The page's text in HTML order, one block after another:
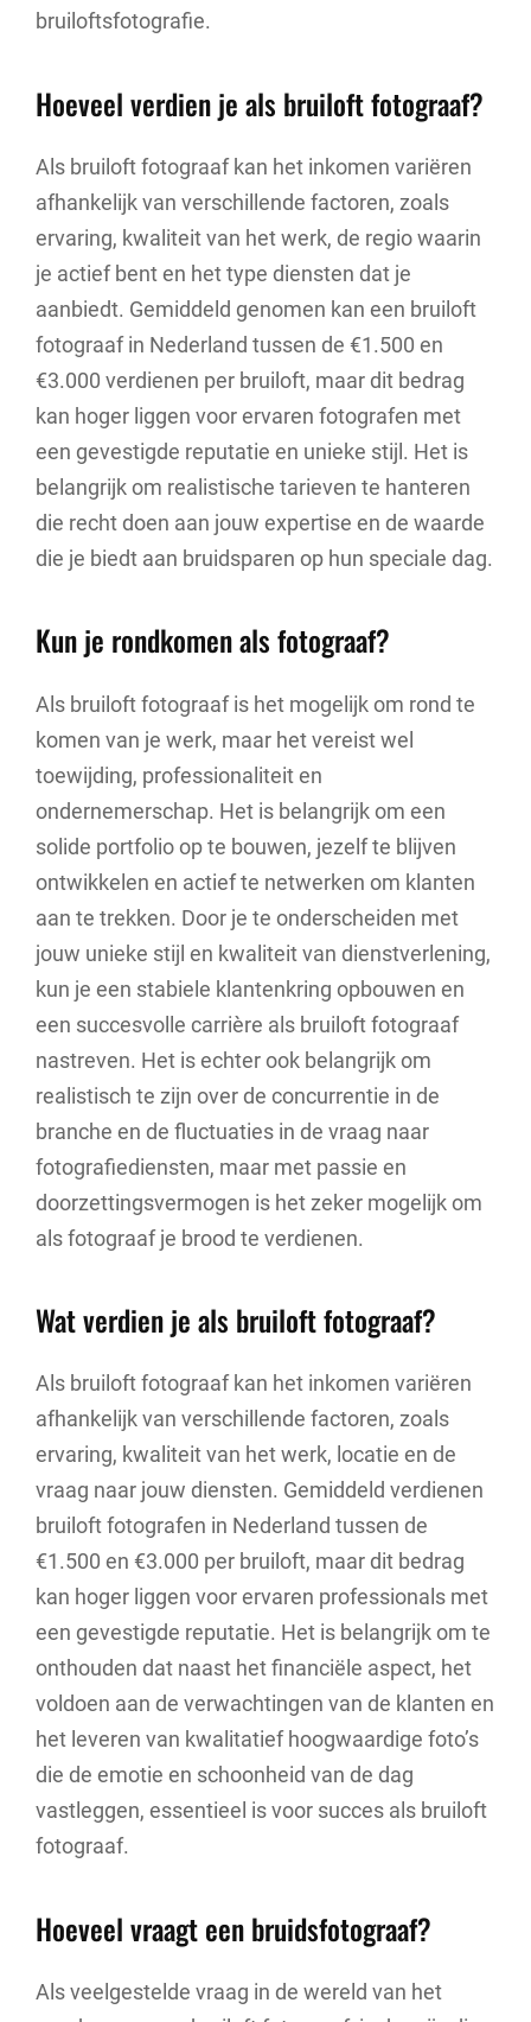
bruiloftsfotografie.
Hoeveel verdien je als bruiloft fotograaf?
Als bruiloft fotograaf kan het inkomen variëren
afhankelijk van verschillende factoren, zoals
ervaring, kwaliteit van het werk, de regio waarin
je actief bent en het type diensten dat je
aanbiedt. Gemiddeld genomen kan een bruiloft
fotograaf in Nederland tussen de €1.500 en
€3.000 verdienen per bruiloft, maar dit bedrag
kan hoger liggen voor ervaren fotografen met
een gevestigde reputatie en unieke stijl. Het is
belangrijk om realistische tarieven te hanteren
die recht doen aan jouw expertise en de waarde
die je biedt aan bruidsparen op hun speciale dag.
Kun je rondkomen als fotograaf?
Als bruiloft fotograaf is het mogelijk om rond te
komen van je werk, maar het vereist wel
toewijding, professionaliteit en
ondernemerschap. Het is belangrijk om een
solide portfolio op te bouwen, jezelf te blijven
ontwikkelen en actief te netwerken om klanten
aan te trekken. Door je te onderscheiden met
jouw unieke stijl en kwaliteit van dienstverlening,
kun je een stabiele klantenkring opbouwen en
een succesvolle carrière als bruiloft fotograaf
nastreven. Het is echter ook belangrijk om
realistisch te zijn over de concurrentie in de
branche en de fluctuaties in de vraag naar
fotografiediensten, maar met passie en
doorzettingsvermogen is het zeker mogelijk om
als fotograaf je brood te verdienen.
Wat verdien je als bruiloft fotograaf?
Als bruiloft fotograaf kan het inkomen variëren
afhankelijk van verschillende factoren, zoals
ervaring, kwaliteit van het werk, locatie en de
vraag naar jouw diensten. Gemiddeld verdienen
bruiloft fotografen in Nederland tussen de
€1.500 en €3.000 per bruiloft, maar dit bedrag
kan hoger liggen voor ervaren professionals met
een gevestigde reputatie. Het is belangrijk om te
onthouden dat naast het financiële aspect, het
voldoen aan de verwachtingen van de klanten en
het leveren van kwalitatief hoogwaardige foto’s
die de emotie en schoonheid van de dag
vastleggen, essentieel is voor succes als bruiloft
fotograaf.
Hoeveel vraagt een bruidsfotograaf?
Als veelgestelde vraag in de wereld van het